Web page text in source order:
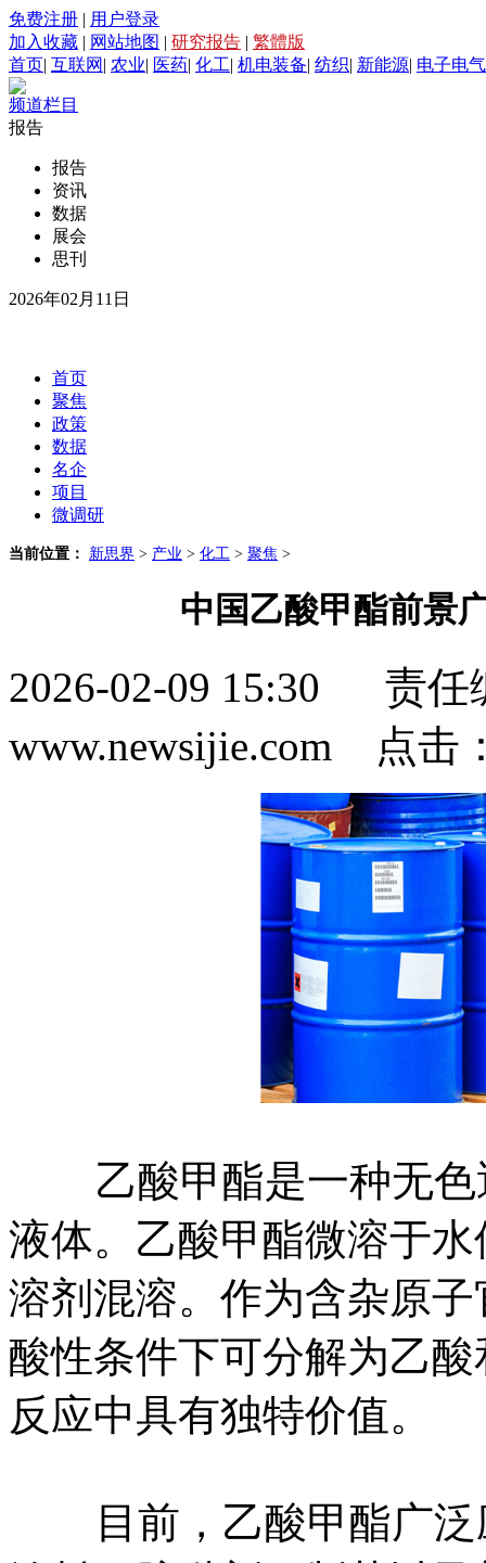
免费注册 | 用户登录
加入收藏 | 网站地图 | 研究报告 | 繁體版
首页| 互联网 | 农业| 医药| 化工| 机电装备| 纺织| 新能源| 电子电气
频道栏目
报告
报告
资讯
数据
展会
思刊
2026年02月11日
首页
聚焦
政策
数据
名企
项目
微调研
当前位置： 新思界 > 产业 > 化工 > 聚焦 >
中国乙酸甲酯前景
2026-02-09 15:30 责
www.newsijie.com 点击
乙酸甲酯是一种无色
液体。乙酸甲酯微溶于
溶剂混溶。作为含杂原
酸性条件下可分解为乙
反应中具有独特价值。
目前，乙酸甲酯广泛